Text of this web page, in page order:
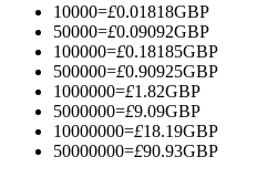
Станьте копи-трейдером
Наслаждайтесь
за копи-трейдинг
10000=£0.01818GBP
50000=£0.09092GBP
100000=£0.18185GBP
500000=£0.90925GBP
1000000=£1.82GBP
5000000=£9.09GBP
10000000=£18.19GBP
50000000=£90.93GBP